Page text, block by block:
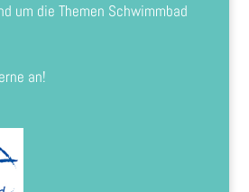
um die Themen Schwimmbad
an!